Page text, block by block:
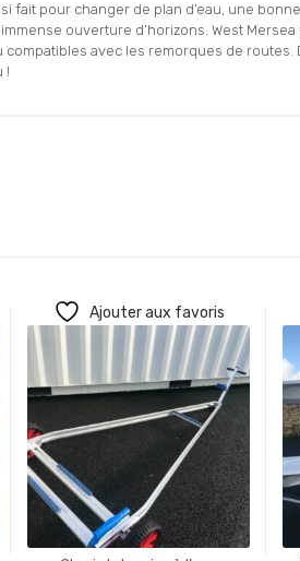
fait pour changer de plan d’eau, une
ouverture d’horizons. West
compatibles avec les remorques de routes.
!
Ajouter aux favoris